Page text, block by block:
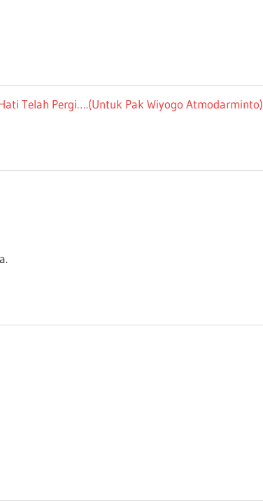
Telah Pergi….(Untuk Pak Wiyogo Atmodarminto)